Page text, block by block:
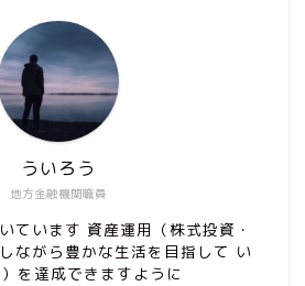
地方金融機関職員
ういろう
ています 資産運用（株式投資・
ながら豊かな生活を目指して い
を達成できますように